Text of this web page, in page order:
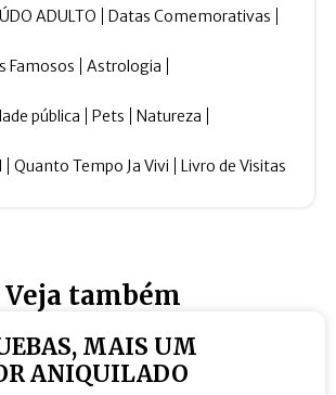
ADULTO Datas Comemorativas
Famosos Astrologia
pública Pets Natureza
Quanto Tempo Ja Vivi Livro de Visitas
Veja também
MAIS UM
ANIQUILADO